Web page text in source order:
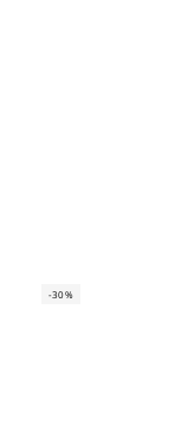
-30%